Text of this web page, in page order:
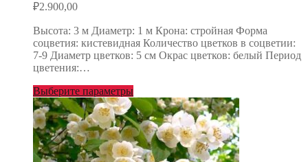
₽2.900,00
Высота: 3 м Диаметр: 1 м Крона: стройная Форма
соцветия: кистевидная Количество цветков в соцветии:
7-9 Диаметр цветков: 5 см Окрас цветков: белый Период
цветения:…
Выберите параметры